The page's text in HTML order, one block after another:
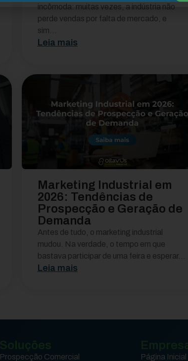
incômoda: muitas vezes, a indústria não
perde vendas por falta de mercado, e
sim...
Leia mais
Marketing Industrial em
2026: Tendências de
Prospecção e Geração de
Demanda
Antes de tudo, o marketing industrial
mudou. Na verdade, o tempo em que
bastava participar de uma feira e esperar...
Leia mais
Prospecção Comercial Página Inicial